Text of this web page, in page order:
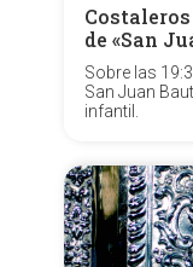
de «San
Sobre las
San Juan
infantil.